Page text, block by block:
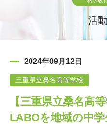
中谷財
設立趣意書
沿革
中谷財団事業紹介
神戸賞
中谷財
その
活
2024年09月12日
三重県立桑名高等学校
【三重県立桑名高
LABOを地域の中